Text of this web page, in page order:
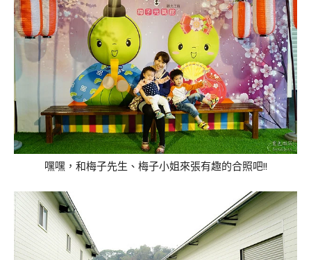
嘿嘿，和梅子先生、梅子小姐來張有趣的合照吧!!